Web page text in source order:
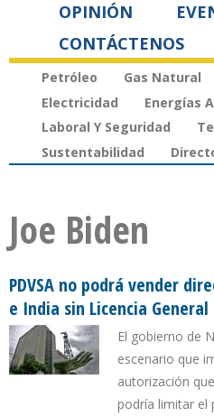
OPINIÓN
CONTÁCTENOS
Petróleo Gas Natural
Electricidad
Energías
Laboral Y Seguridad
Sustentabilidad
Joe Biden
PDVSA no podrá vender
e India sin Licencia General
El gobierno de
escenario que
autorización
podría limitar el